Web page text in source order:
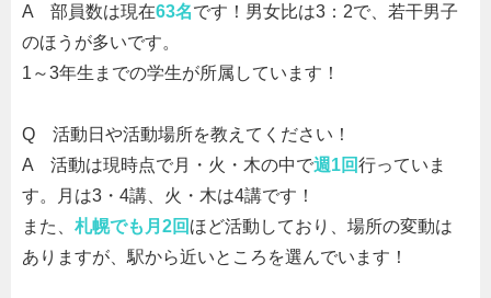
A 部員数は現在63名です！男女比は3 ：2で、若干男子
のほうが多いです。
1 ～3年生までの学生が所属しています！
Q 活動日や活動場所を教えてください！
A 活動は現時点で月・火・木の中で週1回行っていま
す。月は3 ・4講、火・木は4講です！
また、 札幌でも月2回 ほど活動しており、場所の変動は
ありますが、駅から近いところを選んでいます！